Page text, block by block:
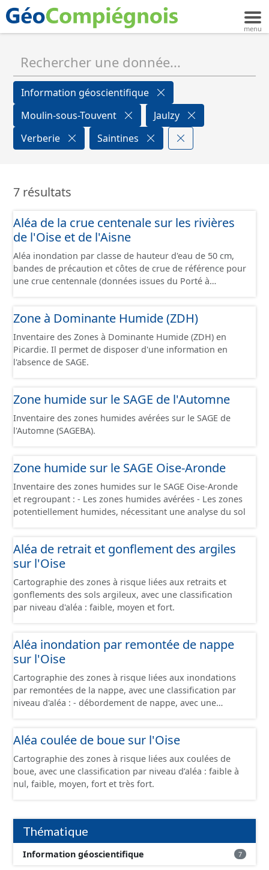
Information géoscientifique
Moulin-sous-Touvent
Jaulzy
Verberie
Saintines
7 résultats
Aléa de la crue centenale sur les rivières
de l'Oise et de l'Aisne
Aléa inondation par classe de hauteur d'eau de 50 cm,
bandes de précaution et côtes de crue de référence pour
une crue centennale (données issues du Porté à
Zone à Dominante Humide (ZDH)
Inventaire des Zones à Dominante Humide (ZDH) en
Picardie. Il permet de disposer d'une information en
l'absence de SAGE.
Zone humide sur le SAGE de l'Automne
Inventaire des zones humides avérées sur le SAGE de
l'Automne (SAGEBA).
Zone humide sur le SAGE Oise-Aronde
Inventaire des zones humides sur le SAGE Oise-Aronde
et regroupant : - Les zones humides avérées - Les zones
potentiellement humides, nécessitant une analyse du sol
Aléa de retrait et gonflement des argiles
sur l'Oise
Cartographie des zones à risque liées aux retraits et
gonflements des sols argileux, avec une classification
par niveau d'aléa : faible, moyen et fort.
Aléa inondation par remontée de nappe
sur l'Oise
Cartographie des zones à risque liées aux inondations
par remontées de la nappe, avec une classification par
niveau d'aléa : - débordement de nappe, avec une
faible - inondations de cave, avec une fiabilité forte -
inondations de cave, avec une fiabilité moyenne -
inondations de cave, avec une fiabilité faible -
inondations de cave, avec une fiabilité inconnue -
absence d'inondation, avec une fiabilité forte - absence
d'inondation, avec une fiabilité faible - absence
d'inondation, avec une fiabilité inconnue
Aléa coulée de boue sur l'Oise
Cartographie des zones à risque liées aux coulées de
boue, avec une classification par niveau d’aléa : faible à
nul, faible, moyen, fort et très fort.
Thématique
Information géoscientifique 7